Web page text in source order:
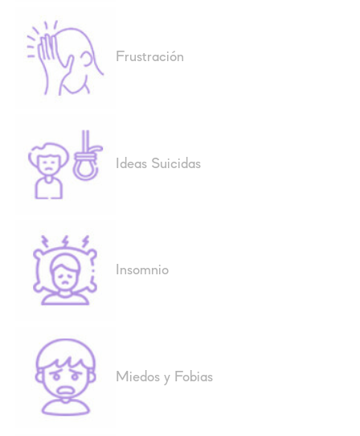
Frustración
Ideas Suicidas
Insomnio
Miedos y Fobias